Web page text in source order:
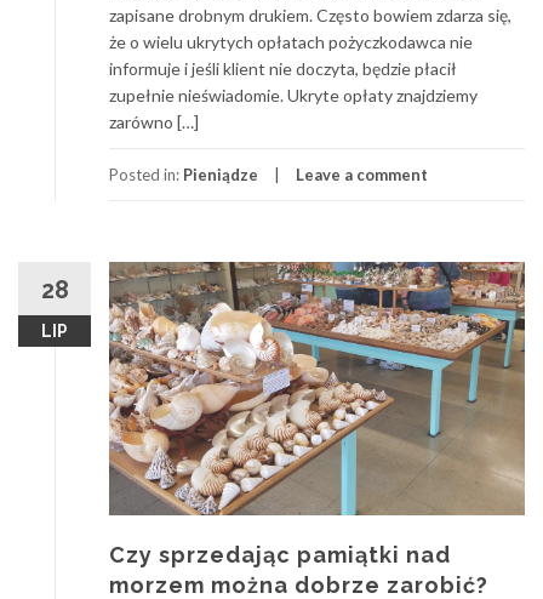
zapisane drobnym drukiem. Często bowiem zdarza się,
że o wielu ukrytych opłatach pożyczkodawca nie
informuje i jeśli klient nie doczyta, będzie płacił
zupełnie nieświadomie. Ukryte opłaty znajdziemy
zarówno […]
Posted in: Pieniądze Leave a comment
28
LIP
Czy sprzedając pamiątki nad
morzem można dobrze zarobić?